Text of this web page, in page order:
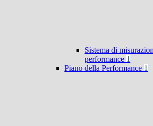
Sistema di
performance 1
Piano della Performance 1